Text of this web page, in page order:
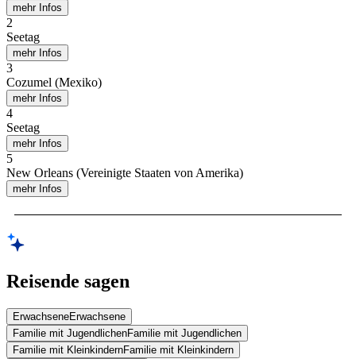
mehr Infos
2
Seetag
mehr Infos
3
Cozumel (Mexiko)
mehr Infos
4
Seetag
mehr Infos
5
New Orleans (Vereinigte Staaten von Amerika)
mehr Infos
Reisende sagen
ErwachseneErwachsene
Familie mit JugendlichenFamilie mit Jugendlichen
Familie mit KleinkindernFamilie mit Kleinkindern